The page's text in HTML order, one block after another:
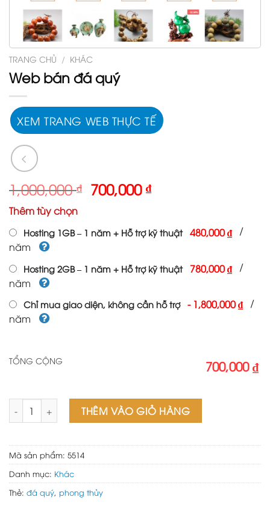
TRANG CHỦ / KHÁC
Web bán đá quý
XEM TRANG WEB THỰC TẾ
1,000,000₫ Giá
gốc
1,000,000 ₫.
700,000₫Giá
là:
Thêm tùy chọn
Hosting 1GB – 1 năm + Hỗ trợ kỹ thuật 480,000 ₫ /
năm
Hosting 2GB – 1 năm + Hỗ trợ kỹ thuật 780,000 ₫ /
năm
Chỉ mua giao diện, không cần hỗ trợ -1,800,000 ₫ /
năm
TỔNG CỘNG 700,000 ₫
Web bán đá quý số lượngTHÊM VÀO GIỎ HÀNG
Mã sản phẩm: 5514
Danh mục: Khác
Thẻ: đá quý, phong thủy